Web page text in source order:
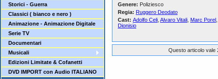
Storici - Guerra
Classici ( bianco e nero )
Animazione - Animazione Digitale
Serie TV
Documentari
Musicali
Edizioni Limitate & Cofanetti
DVD IMPORT con Audio ITALIANO
Genere: Poliziesco
Regia: Ruggero Deodato
Cast: Adolfo Celi Alvaro Vitali Marc Porel
Dionisio
Questo articolo vale